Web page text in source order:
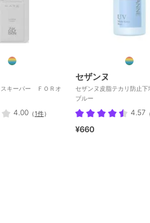
キーパー ＦＯＲオ
4.00 （1件）
セザンヌ
セザンヌ皮脂テカリ防止
ブルー
4.57
¥660